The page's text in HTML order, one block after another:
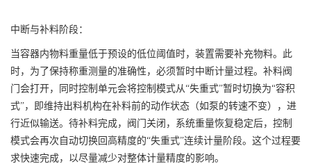
中断与补料阶段：
当容器内物料重量低于预设的低位阈值时，装置需要补充物料。此
时，为了保持称重测量的准确性，必须暂时中断计量过程。补料阀
门会打开，同时控制单元会将控制模式从“失重式”暂时切换为“容积
式”，即维持出料机构在补料前的动作状态（如泵的转速不变），进
行近似输送。待补料完成，阀门关闭，系统重量恢复稳定后，控制
模式会再次自动切换回高精度的“失重式”连续计量阶段。这个过程要
求快速完成，以尽量减少对整体计量精度的影响。